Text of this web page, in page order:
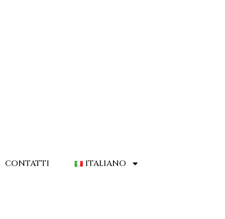
CONTATTI ITALIANO